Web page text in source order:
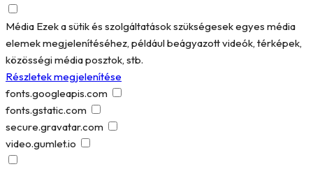
Média Ezek a sütik és szolgáltatások szükségesek egyes média
elemek megjelenítéséhez, például beágyazott videók, térképek,
közösségi média posztok, stb.
Részletek megjelenítése
fonts.googleapis.com
fonts.gstatic.com
secure.gravatar.com
video.gumlet.io